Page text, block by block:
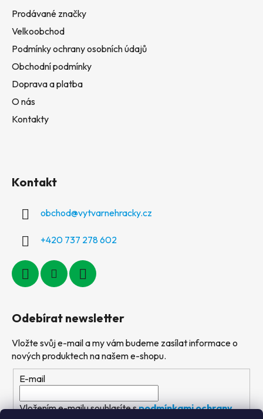
Prodávané značky
Velkoobchod
Podmínky ochrany osobních údajů
Obchodní podmínky
Doprava a platba
O nás
Kontakty
Kontakt
obchod@vytvarnehracky.cz
+420 737 278 602
Odebírat newsletter
Vložte svůj e-mail a my vám budeme zasílat informace o
nových produktech na našem e-shopu.
E-mail
Vložením e-mailu souhlasíte spodmínkami ochrany